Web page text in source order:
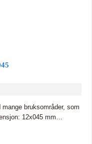
bruksområder, som